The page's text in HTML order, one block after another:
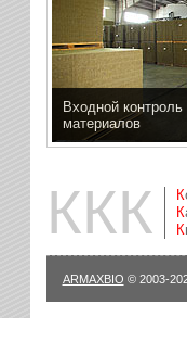
Входной
материалов
ККК
ARMAXBIO © 2003-